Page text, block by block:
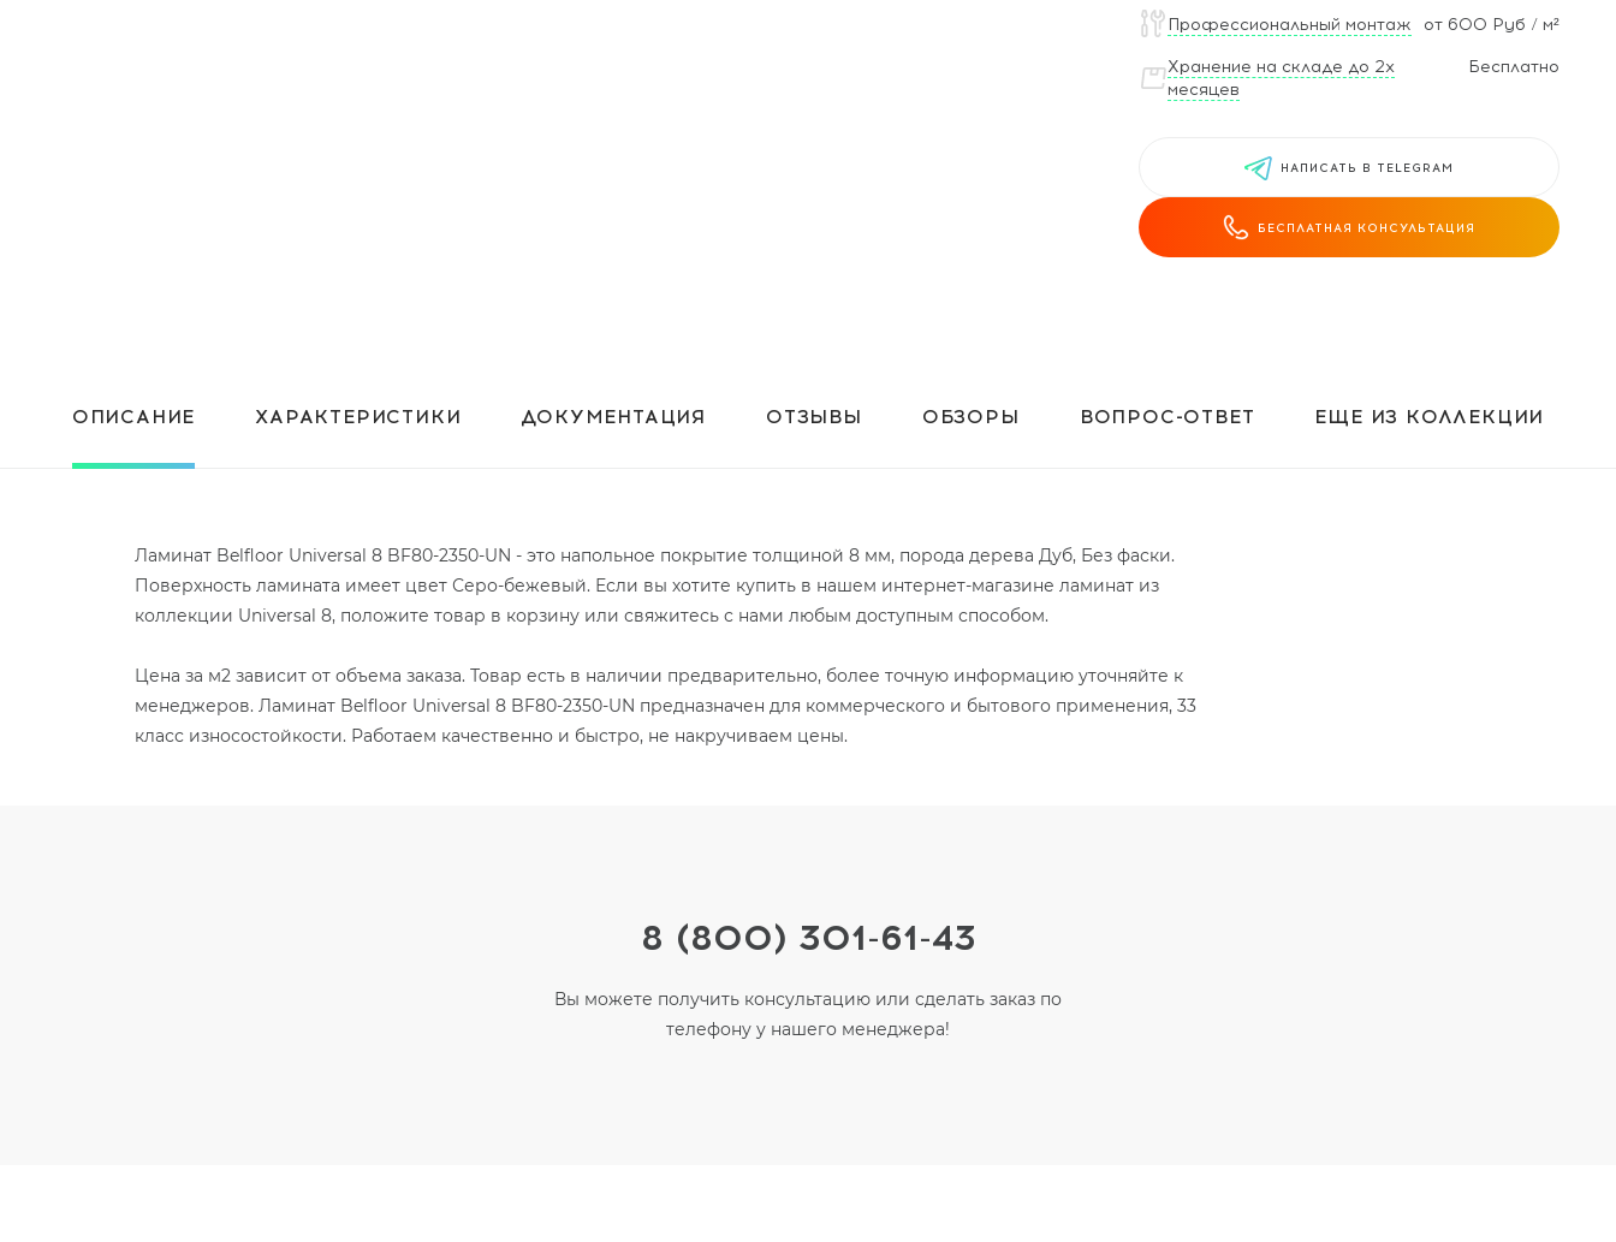
Профессиональный монтаж от 600 Руб / м²
Хранение на складе до 2х
месяцев
Бесплатно
НАПИСАТЬ В TELEGRAM
БЕСПЛАТНАЯ КОНСУЛЬТАЦИЯ
ОПИСАНИЕ ХАРАКТЕРИСТИКИ ДОКУМЕНТАЦИЯ ОТЗЫВЫ ОБЗОРЫ ВОПРОС-ОТВЕТ ЕЩЕ ИЗ КОЛЛЕКЦИИ
Ламинат Belfloor Universal 8 BF80-2350-UN - это напольное покрытие толщиной 8 мм, порода дерева Дуб, Без фаски.
Поверхность ламината имеет цвет Серо-бежевый. Если вы хотите купить в нашем интернет-магазине ламинат из
коллекции Universal 8, положите товар в корзину или свяжитесь с нами любым доступным способом.
Цена за м2 зависит от объема заказа. Товар есть в наличии предварительно, более точную информацию уточняйте к
менеджеров. Ламинат Belfloor Universal 8 BF80-2350-UN предназначен для коммерческого и бытового применения, 33
класс износостойкости. Работаем качественно и быстро, не накручиваем цены.
8 (800) 301-61-43
Вы можете получить консультацию или сделать заказ по
телефону у нашего менеджера!